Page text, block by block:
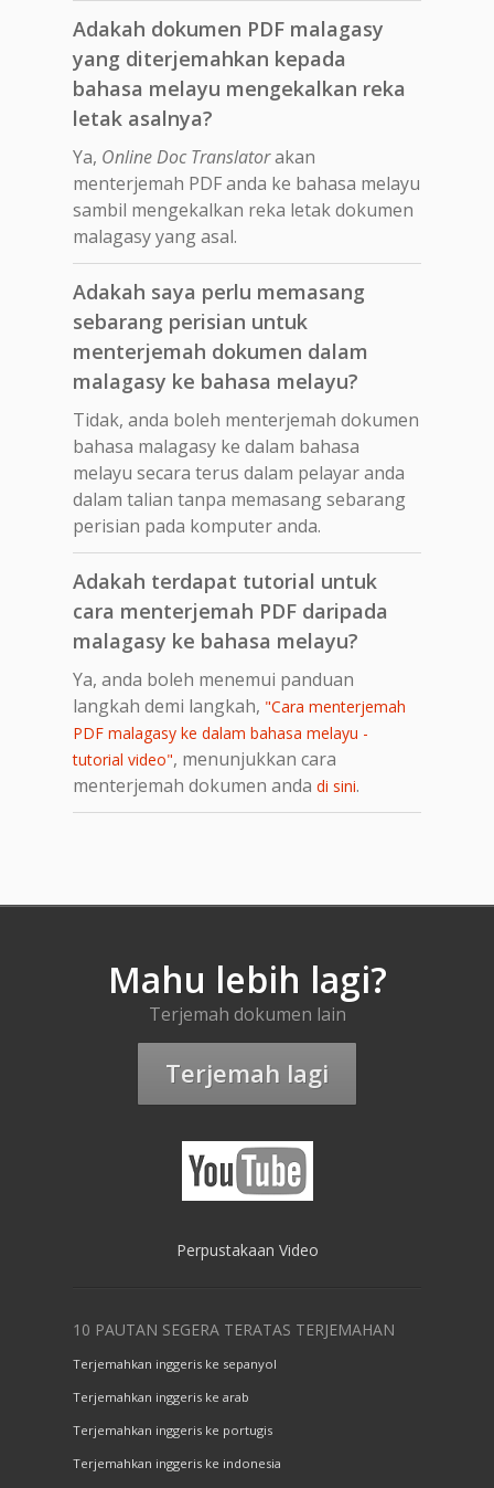
Adakah dokumen PDF malagasy
yang diterjemahkan kepada
bahasa melayu mengekalkan reka
letak asalnya?
Ya, Online Doc Translatorakan
menterjemah PDF anda ke bahasa melayu
sambil mengekalkan reka letak dokumen
malagasy yang asal.
Adakah saya perlu memasang
sebarang perisian untuk
menterjemah dokumen dalam
malagasy ke bahasa melayu?
Tidak, anda boleh menterjemah dokumen
bahasa malagasy ke dalam bahasa
melayu secara terus dalam pelayar anda
dalam talian tanpa memasang sebarang
perisian pada komputer anda.
Adakah terdapat tutorial untuk
cara menterjemah PDF daripada
malagasy ke bahasa melayu?
Ya, anda boleh menemui panduan
langkah demi langkah, "Cara menterjemah
PDF malagasy ke dalam bahasa melayu -
tutorial video", menunjukkan cara
menterjemah dokumen anda di sini.
Mahu lebih lagi?
Terjemah dokumen lain
Terjemah lagi
Perpustakaan Video
10 PAUTAN SEGERA TERATAS TERJEMAHAN
Terjemahkan inggeris ke sepanyol
Terjemahkan inggeris ke arab
Terjemahkan inggeris ke portugis
Terjemahkan inggeris ke indonesia